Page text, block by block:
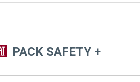
PACK SAFETY +